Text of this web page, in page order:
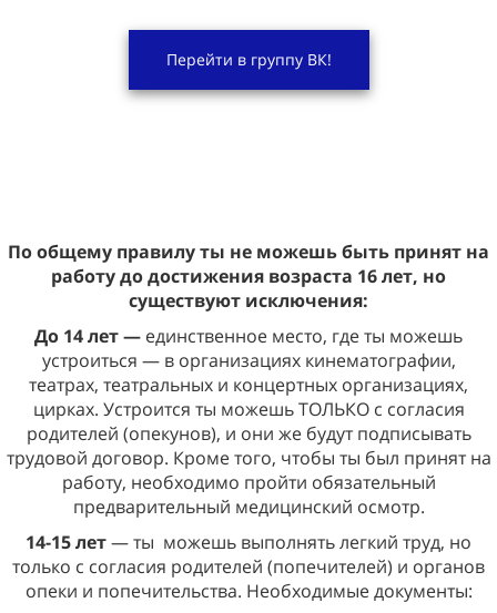
Перейти в группу ВК!
По общему правилу ты не можешь быть принят на
работу до достижения возраста 16 лет, но
существуют исключения:
До 14 лет — единственное место, где ты можешь
устроиться — в организациях кинематографии,
театрах, театральных и концертных организациях,
цирках. Устроится ты можешь ТОЛЬКО с согласия
родителей (опекунов), и они же будут подписывать
трудовой договор. Кроме того, чтобы ты был принят на
работу, необходимо пройти обязательный
предварительный медицинский осмотр.
14-15 лет— ты можешь выполнять легкий труд, но
только с согласия родителей (попечителей) и органов
опеки и попечительства. Необходимые документы: